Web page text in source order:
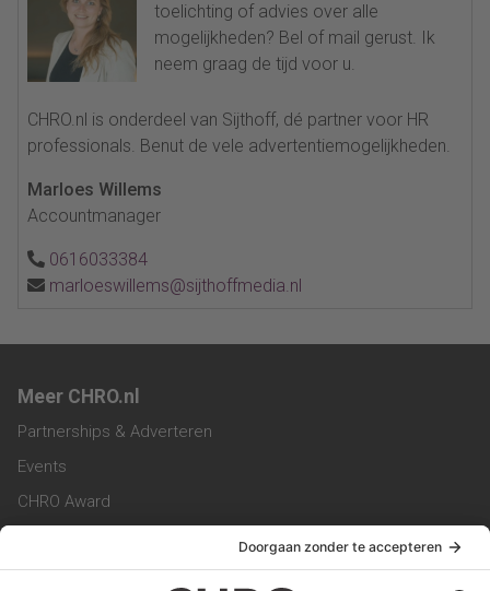
toelichting of advies over alle
mogelijkheden? Bel of mail gerust. Ik
neem graag de tijd voor u.
CHRO.nl is onderdeel van Sijthoff, dé partner voor HR
professionals. Benut de vele advertentiemogelijkheden.
Marloes Willems
Accountmanager
0616033384
marloeswillems@sijthoffmedia.nl
Meer CHRO.nl
Partnerships & Adverteren
Events
CHRO Award
CHRO Magazine